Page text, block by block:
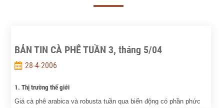
BẢN TIN CÀ PHÊ TUẦN 3, tháng 5/04
28-4-2006
1. Thị trường thế giới
Giá cà phê arabica và robusta tuần qua biến động có phần phức